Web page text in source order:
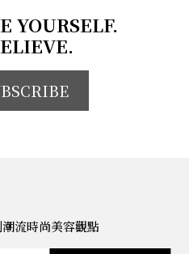
YOURSELF.
流時尚美容觀點